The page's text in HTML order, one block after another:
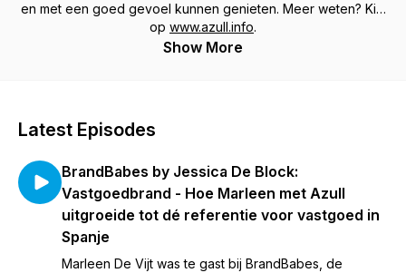
en met een goed gevoel kunnen genieten. Meer weten? Kijk
op www.azull.info.
Show More
Latest Episodes
BrandBabes by Jessica De Block:
Vastgoedbrand - Hoe Marleen met Azull
uitgroeide tot dé referentie voor vastgoed in
Spanje
Marleen De Vijt was te gast bij BrandBabes, de